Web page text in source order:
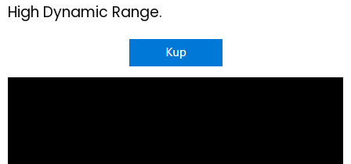
High Dynamic Range.